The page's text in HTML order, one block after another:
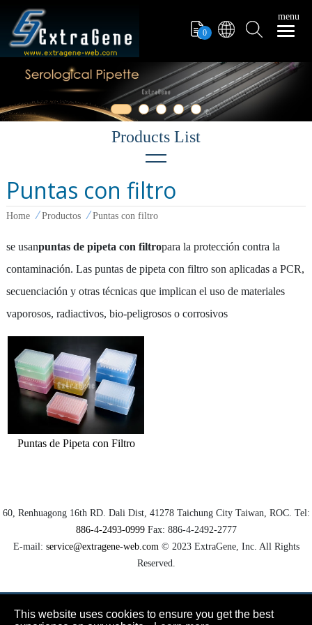
menu
0
Puntas con filtro
Tubo de PCR
pipeteadores
Puntas de Pipeta
Vial criogénico/tubo roscado
Placa ELISA/Placa de PCR
Placa de pozo profundo
Pipeta serológica
TE (Peltier) Termociclador PCR de Refrigeración
Puntas con filtro
Home Productos Puntas con filtro
se usanpuntas de pipeta con filtropara la protección contra la
contaminación. Las puntas de pipeta con filtro son aplicadas a PCR,
secuenciación y otras técnicas que implican el uso de materiales
vaporosos, radiactivos, bio-peligrosos o corrosivos
Puntas de Pipeta con Filtro
60, Renhuagong 16th RD. Dali Dist, 41278 Taichung CityTaiwan, ROC. Tel:
886-4-2493-0999Fax: 886-4-2492-2777
E-mail: service@extragene-web.com © 2023 ExtraGene, Inc. All Rights
Reserved.
This website uses cookies to ensure you get the best